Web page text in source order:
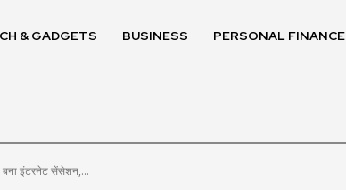
& GADGETS BUSINESS PERSONAL FINANCE
इंटरनेट सेंसेशन,...